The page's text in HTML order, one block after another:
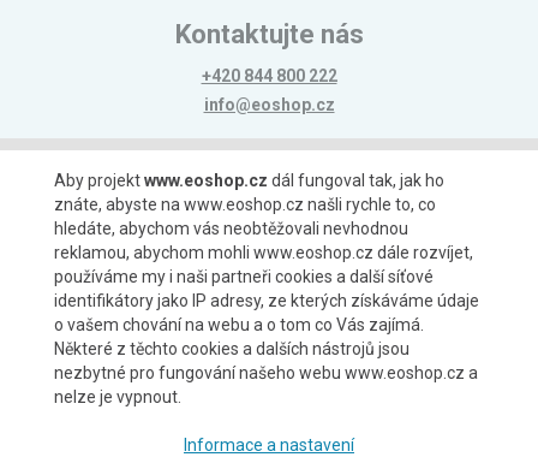
Kontaktujte nás
+420 844 800 222
info@eoshop.cz
Možnosti platby
Možnosti dopravy
Aby projektwww.eoshop.cz dál fungoval tak, jak ho
znáte, abyste na www.eoshop.cz našli rychle to, co
hledáte, abychom vás neobtěžovali nevhodnou
reklamou, abychom mohli www.eoshop.cz dále rozvíjet,
používáme my i naši partneři cookies a další síťové
identifikátory jako IP adresy, ze kterých získáváme údaje
o vašem chování na webu a o tom co Vás zajímá.
Některé z těchto cookies a dalších nástrojů jsou
nezbytné pro fungování našeho webu www.eoshop.cz a
nelze je vypnout.
Informace a nastavení